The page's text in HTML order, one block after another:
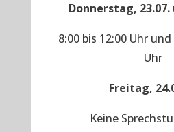
Donnerstag, 23.07.
8:00 bis 12:00 Uhr
Uhr
Freitag,
Keine